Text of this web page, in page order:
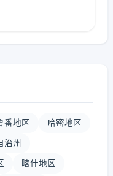
番地区 哈密地区
治州
喀什地区